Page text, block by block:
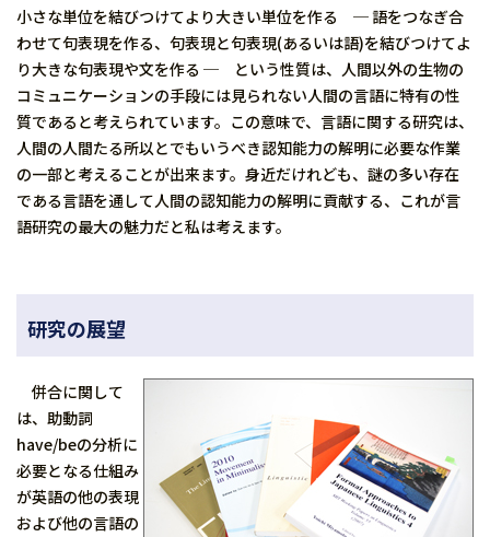
小さな単位を結びつけてより大きい単位を作る ─ 語をつなぎ合
わせて句表現を作る、句表現と句表現(あるいは語)を結びつけてよ
り大きな句表現や文を作る ─ という性質は、人間以外の生物の
コミュニケーションの手段には見られない人間の言語に特有の性
質であると考えられています。この意味で、言語に関する研究は、
人間の人間たる所以とでもいうべき認知能力の解明に必要な作業
の一部と考えることが出来ます。身近だけれども、謎の多い存在
である言語を通して人間の認知能力の解明に貢献する、これが言
語研究の最大の魅力だと私は考えます。
研究の展望
併合に関して
は、助動詞
have/beの分析に
必要となる仕組み
が英語の他の表現
および他の言語の